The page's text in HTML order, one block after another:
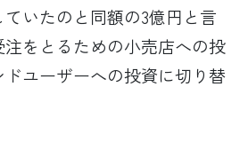
いたのと同額の3億円と言
をとるための小売店への投
ユーザーへの投資に切り替